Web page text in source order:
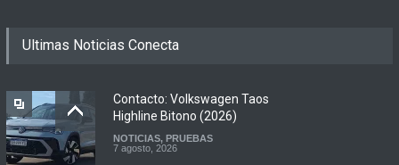
Ultimas Noticias Conecta
Contacto: Volkswagen Taos
Highline Bitono (2026)
NOTICIAS, PRUEBAS
7 agosto, 2026